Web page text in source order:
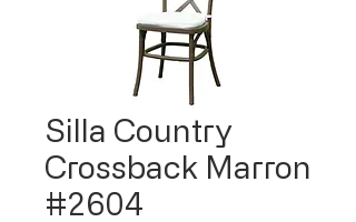
Silla Country
Crossback Marron
#2604